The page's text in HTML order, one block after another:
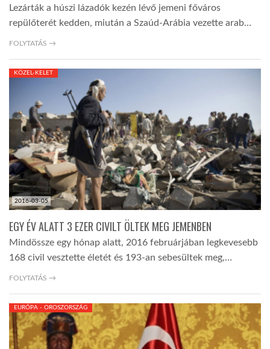
LINKTR.EE
GLOBOZSARU
DOBRAVERO.HU
LATIMO.HU
GLOBOBOOK
Lezárták a húszi lázadók kezén lévő jemeni főváros
repülőterét kedden, miután a Szaúd-Arábia vezette arab…
FOLYTATÁS →
2016-03-05
KÖZEL-KELET
EGY ÉV ALATT 3 EZER CIVILT ÖLTEK MEG JEMENBEN
Mindössze egy hónap alatt, 2016 februárjában legkevesebb
168 civil vesztette életét és 193-an sebesültek meg,…
FOLYTATÁS →
EURÓPA - OROSZORSZÁG